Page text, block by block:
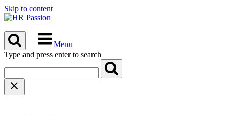
Skip to content
Menu
Type and press enter to search